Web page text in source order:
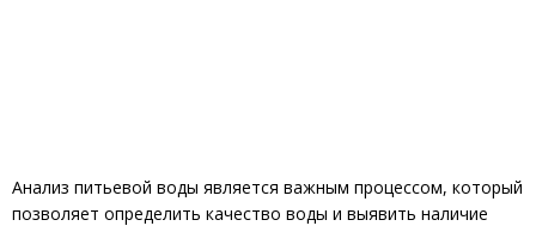
Анализ питьевой воды является важным процессом, который
позволяет определить качество воды и выявить наличие